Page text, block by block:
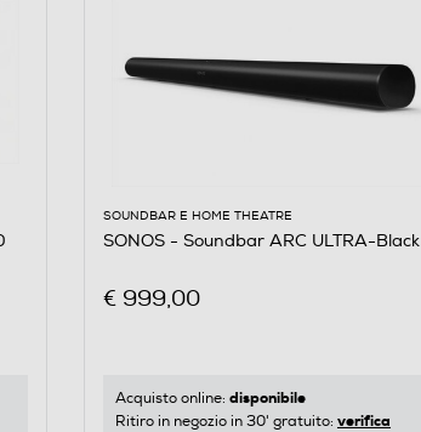
SOUNDBAR E HOME THEATRE
SONOS - Soundbar ARC ULTRA-Black
€ 999,00
Acquisto online: disponibile
Ritiro in negozio in 30' gratuito: verifica